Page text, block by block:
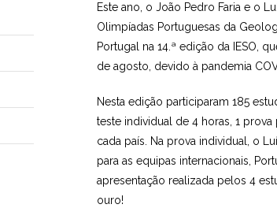
Este ano, o João Pedro Faria e o
Olimpíadas Portuguesas da
Portugal na 14.ª edição da IESO,
de agosto, devido à pandemia
Nesta edição participaram 185
teste individual de 4 horas, 1
cada país. Na prova individual, o
para as equipas internacionais,
apresentação realizada pelos 4
ouro!